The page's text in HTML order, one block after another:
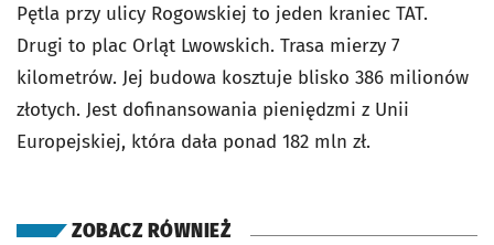
Pętla przy ulicy Rogowskiej to jeden kraniec TAT.
Drugi to plac Orląt Lwowskich. Trasa mierzy 7
kilometrów. Jej budowa kosztuje blisko 386 milionów
złotych. Jest dofinansowania pieniędzmi z Unii
Europejskiej, która dała ponad 182 mln zł.
ZOBACZ RÓWNIEŻ